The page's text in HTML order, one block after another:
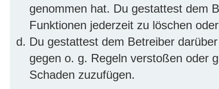
genommen hat. Du gestattest dem
Funktionen jederzeit zu löschen
Du gestattest dem Betreiber
gegen o. g. Regeln verstoßen oder
Schaden zuzufügen.